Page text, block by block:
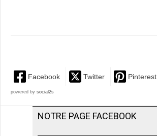
Facebook Twitter Pinterest
powered by social2s
NOTRE PAGE FACEBOOK